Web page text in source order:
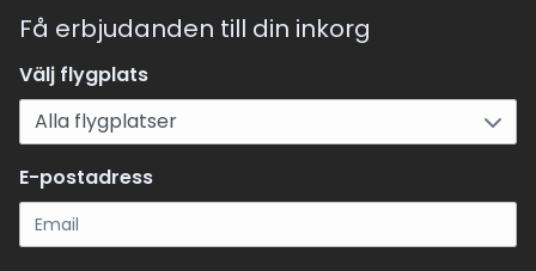
Få erbjudanden till din inkorg
Välj flygplats
E-postadress